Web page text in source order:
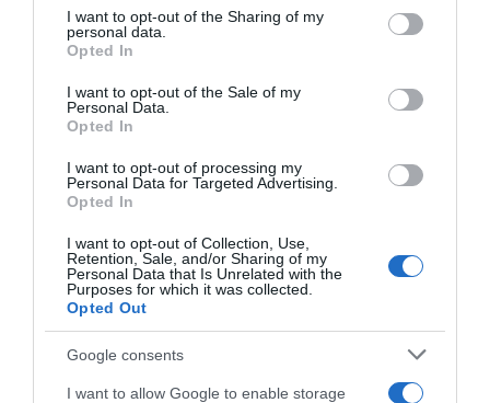
not limited to your visit or usage behaviour. You may click to
grant or deny consent to Google and its third-party tags to
use your data for below specified purposes in below Google
consent section.
I want to opt-out of the Sharing of my
personal data.
Opted In
I want to opt-out of the Sale of my
Personal Data.
Opted In
I want to opt-out of processing my
Personal Data for Targeted Advertising.
Opted In
I want to opt-out of Collection, Use,
Retention, Sale, and/or Sharing of my
Personal Data that Is Unrelated with the
Purposes for which it was collected.
Opted Out
Google consents
I want to allow Google to enable storage
PRODUTOS E MARCAS
Festival da Canção Infantil 2026 sobe a palco
no Madeira Shopping
7 Mai 11:32